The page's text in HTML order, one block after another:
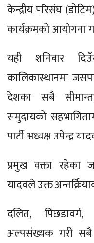
केन्द्रीय परिसंघ
कार्यक्रमको आयोगना
यही शनिबार
कालिकास्थानमा
देशका सबै
समुदायको
पार्टी अध्यक्ष उपेन्द्र
प्रमुख वक्ता रहेका
यादवले उक्त
दलित,
अल्पसंख्यक गरी सबै